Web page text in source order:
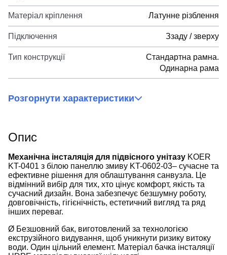
Матеріал кріплення Латунне різблення
Підключення Ззаду / зверху
Тип конструкції
Стандартна рамна.
Одинарна рама
Розгорнути характеристики
Опис
Механічна інсталяція для підвісного унітазу KOER
KT-0401 з білою панеллю змиву KT-0602-03– сучасне та
ефективне рішення для облаштування санвузла. Це
відмінний вибір для тих, хто цінує комфорт, якість та
сучасний дизайн. Вона забезпечує безшумну роботу,
довговічність, гігієнічність, естетичний вигляд та ряд
інших переваг.
Ø Безшовний бак, виготовлений за технологією
екструзійного видування, щоб уникнути ризику витоку
води. Один цільний елемент. Матеріал бачка інсталяції